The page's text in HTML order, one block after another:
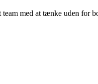
med at tænke uden for